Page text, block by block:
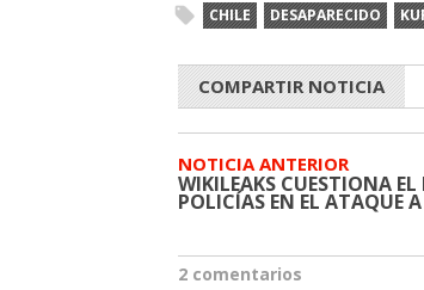
CHILE DESAPARECIDO
COMPARTIR NOTICIA
NOTICIA ANTERIOR
WIKILEAKS CUESTIONA EL
POLICÍAS EN EL ATAQUE
2 comentarios